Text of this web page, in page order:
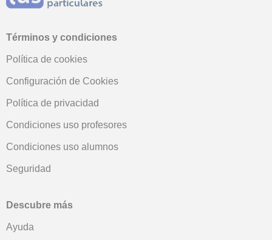
Términos y condiciones
Política de cookies
Configuración de Cookies
Política de privacidad
Condiciones uso profesores
Condiciones uso alumnos
Seguridad
Descubre más
Ayuda